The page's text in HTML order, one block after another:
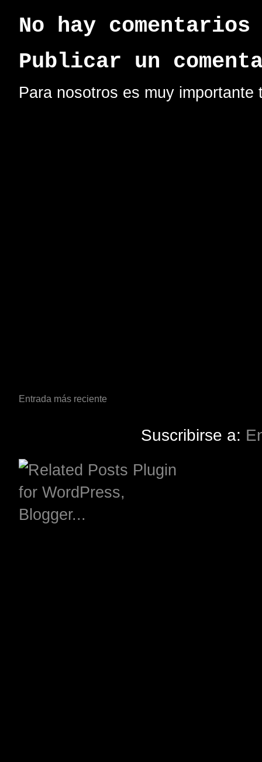
No hay
Publicar un
Para nosotros es muy
Entrada más reciente
Suscribirse a: